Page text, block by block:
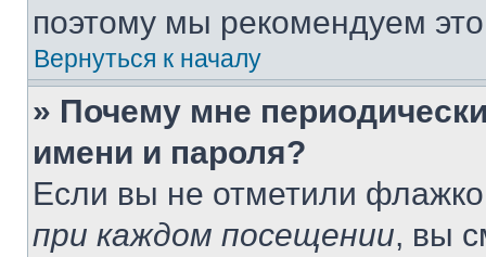
поэтому мы рекомендуем
Вернуться к началу
» Почему мне
имени и пароля?
Если вы не отметили
при каждом посещении, вы